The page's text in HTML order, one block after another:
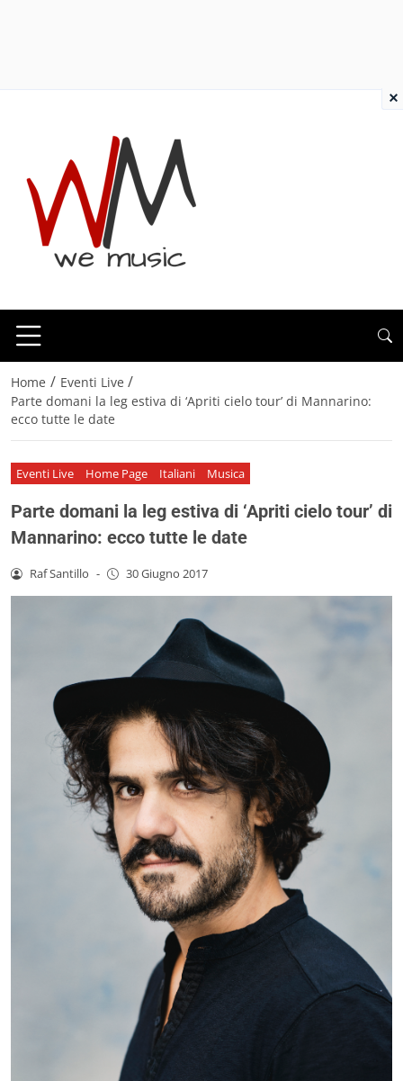
Home / Eventi Live /
Parte domani la leg estiva di ‘Apriti cielo tour’ di Mannarino:
ecco tutte le date
Eventi Live Home Page Italiani Musica
Parte domani la leg estiva di ‘Apriti cielo tour’ di
Mannarino: ecco tutte le date
Raf Santillo - 30 Giugno 2017
×